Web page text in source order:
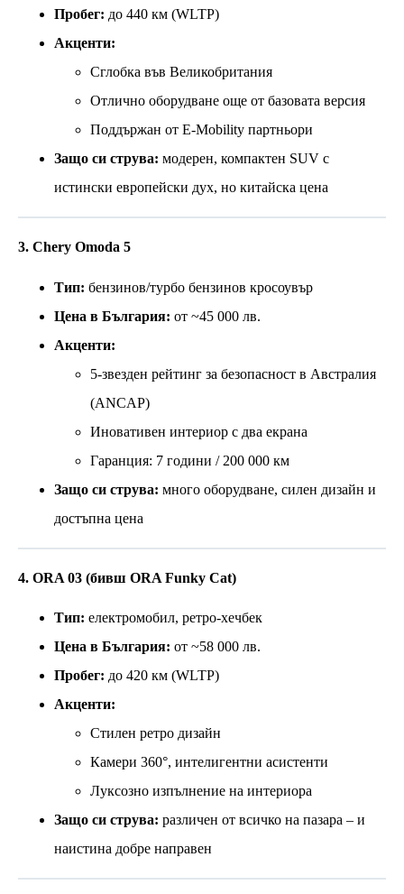
Пробег: до 440 км (WLTP)
Акценти:
Сглобка във Великобритания
Отлично оборудване още от базовата версия
Поддържан от E-Mobility партньори
Защо си струва: модерен, компактен SUV с
истински европейски дух, но китайска цена
3. Chery Omoda 5
Тип: бензинов/турбо бензинов кросоувър
Цена в България: от ~45 000 лв.
Акценти:
5-звезден рейтинг за безопасност в Австралия
(ANCAP)
Иновативен интериор с два екрана
Гаранция: 7 години / 200 000 км
Защо си струва: много оборудване, силен дизайн и
достъпна цена
4. ORA 03 (бивш ORA Funky Cat)
Тип: електромобил, ретро-хечбек
Цена в България: от ~58 000 лв.
Пробег: до 420 км (WLTP)
Акценти:
Стилен ретро дизайн
Камери 360°, интелигентни асистенти
Луксозно изпълнение на интериора
Защо си струва: различен от всичко на пазара – и
наистина добре направен